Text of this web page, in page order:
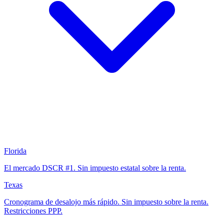
Florida
El mercado DSCR #1. Sin impuesto estatal sobre la renta.
Texas
Cronograma de desalojo más rápido. Sin impuesto sobre la renta.
Restricciones PPP.